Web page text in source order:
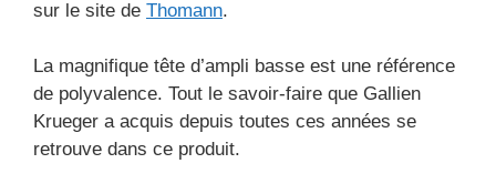
sur le site de Thomann.
La magnifique tête d’ampli basse est une référence
de polyvalence. Tout le savoir-faire que Gallien
Krueger a acquis depuis toutes ces années se
retrouve dans ce produit.